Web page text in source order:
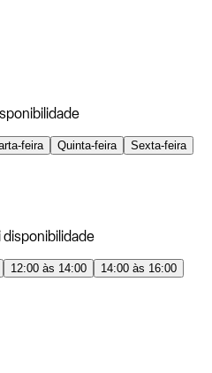
feira Quinta-feira
Sexta-feira
disponibilidade
12:00 às 14:00
14:00 às 16:00